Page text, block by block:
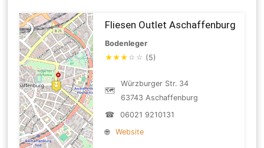
Fliesen Outlet Aschaffenburg
Bodenleger
★★★ ☆ ☆ (5)
🗺
Würzburger Str. 34
63743 Aschaffenburg
☎
06021 9210131
🌐
Website